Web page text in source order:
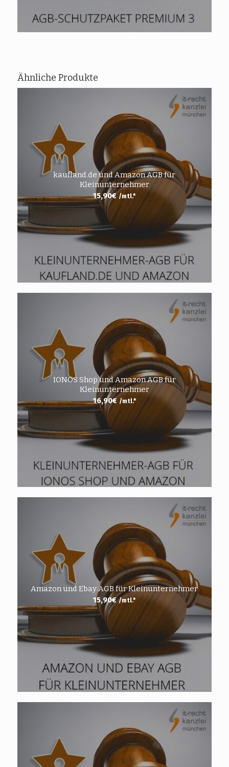
Ähnliche Produkte
kaufland.de und Amazon AGB für
Kleinunternehmer
15,90€ /mtl.*
IONOS Shop und Amazon AGB für
Kleinunternehmer
16,90€ /mtl.*
Amazon und Ebay AGB für Kleinunternehmer
15,90€ /mtl.*